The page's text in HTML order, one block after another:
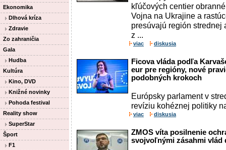
Ekonomika
Dlhová kríza
Zdravie
Zo zahraničia
Gala
Hudba
Kultúra
Kino, DVD
Knižné novinky
Pohoda festival
Reality show
SuperStar
Šport
F1
kľúčových centier
Vojna na Ukrajine a
presúvajú región strednej
z ...
viac diskusia
Ficova vláda podľa
eur pre regióny, nové
podobných krokoch
Európsky parlament v
revíziu kohéznej politiky
viac diskusia
ZMOS víta posilnenie
svojvoľnými zásahmi vlád